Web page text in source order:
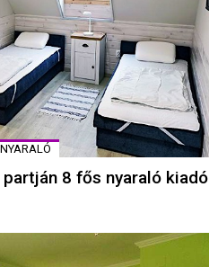
8 fős nyaraló kiadó